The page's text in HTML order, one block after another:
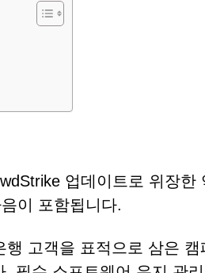
업데이트로 위장한
이 포함됩니다.
행 고객을 표적으로 삼은 캠